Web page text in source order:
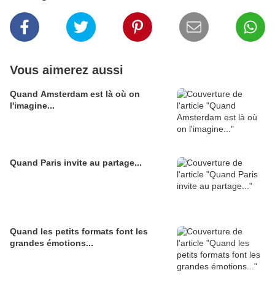
Vous aimerez aussi
Quand Amsterdam est là où on
l'imagine...
Quand Paris invite au partage...
Quand les petits formats font les
grandes émotions...